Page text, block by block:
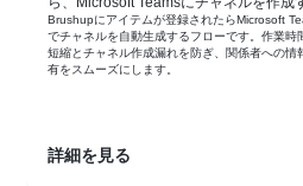
次に、オペレーションで「処
設定し、取得したコンテンツ
を行うように設定する
最後に、繰り返し処理の中で
テンツ情報を指定のドキュメ
Brushupにアイテムが登録されたらMicrosoft
でチャネルを自動生成するフローです。作業時
短縮とチャネル作成漏れを防ぎ、関係者への情
有をスムーズにします。
詳細を見る